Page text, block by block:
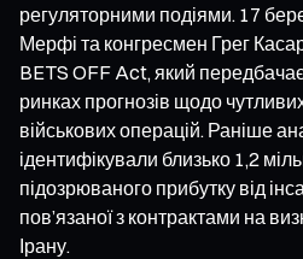
регуляторними подіями. 17
Мерфі та конгресмен Грег
BETS OFF Act, який
ринках прогнозів щодо
військових операцій. Раніше
ідентифікували близько 1,2
підозрюваного прибутку від
пов’язаної з контрактами на
Ірану.